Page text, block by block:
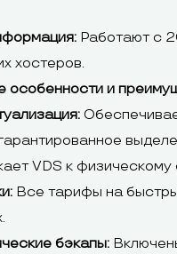
Работают с
хостеров.
особенности и
VDS к физическому
Все тарифы на
бэкапы: